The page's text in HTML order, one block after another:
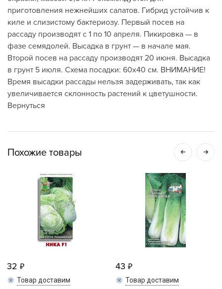
приготовления нежнейших салатов. Гибрид устойчив к
киле и слизистому бактериозу. Первый посев на
рассаду производят с 1 по 10 апреля. Пикировка — в
фазе семядолей. Высадка в грунт — в начале мая.
Второй посев на рассаду производят 20 июня. Высадка
в грунт 5 июля. Схема посадки: 60х40 см. ВНИМАНИЕ!
Время высадки рассады нельзя задерживать, так как
увеличивается склонность растений к цветушности.
Вернуться
Похожие товары
32
Товар доставим
43
Товар доставим